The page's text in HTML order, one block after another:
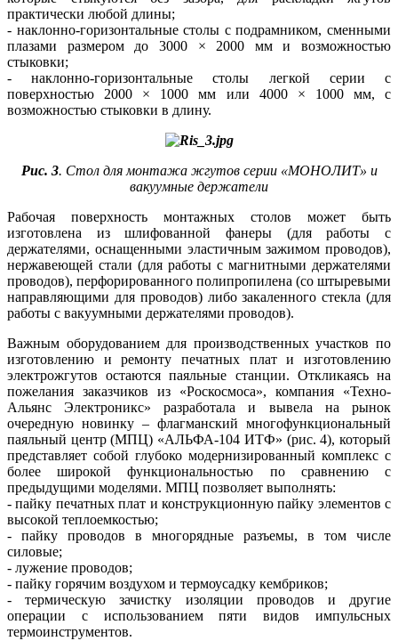
практически любой длины;
- наклонно-горизонтальные столы с подрамником, сменными
плазами размером до 3000 × 2000 мм и возможностью
стыковки;
- наклонно-горизонтальные столы легкой серии с
поверхностью 2000 × 1000 мм или 4000 × 1000 мм, с
возможностью стыковки в длину.
Рис. 3. Стол для монтажа жгутов серии «МОНОЛИТ» и
вакуумные держатели
Рабочая поверхность монтажных столов может быть
изготовлена из шлифованной фанеры (для работы с
держателями, оснащенными эластичным зажимом проводов),
нержавеющей стали (для работы с магнитными держателями
проводов), перфорированного полипропилена (со штыревыми
направляющими для проводов) ли­бо закаленного стекла (для
работы с вакуумными держателями проводов).
Важным оборудованием для производственных участков по
изготовлению и ремонту печатных плат и изготовлению
электрожгутов остаются паяльные станции. Откликаясь на
пожелания заказчиков из «Роскосмоса», компания «Техно-
Альянс Электроникс» разработала и вывела на рынок
очередную новинку – флагманский многофункциональный
паяльный центр (МПЦ) «АЛЬФА‑104 ИТФ» (рис. 4), который
представляет собой глубоко модернизированный комплекс с
более широкой функциональностью по сравнению с
предыдущими моделями. МПЦ позволяет выполнять:
- пайку печатных плат и конструкционную пайку элементов с
высокой теплоемкостью;
- пайку проводов в многорядные разъемы, в том числе
силовые;
- лужение проводов;
- пайку горячим воздухом и термоусадку кембриков;
- термическую зачистку изоляции проводов и другие
операции с использованием пя­ти видов импульсных
термоинструментов.